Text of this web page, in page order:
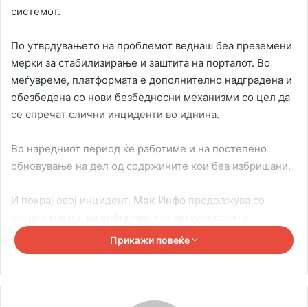
системот.
По утврдувањето на проблемот веднаш беа преземени
мерки за стабилизирање и заштита на порталот. Во
меѓувреме, платформата е дополнително надградена и
обезбедена со нови безбедносни механизми со цел да
се спречат слични инциденти во иднина.
Во наредниот период ќе работиме и на постепено
обновување на дел од содржините кои беа избришани.
И покрај овој инцидент, Мак Инфо продолжува со
поврзани со македонската заедница во Србија, како и за
настаните од областа на културата, образованието и
Се надеваме дека со дополнителните безбедносни
Прикажи повеќе